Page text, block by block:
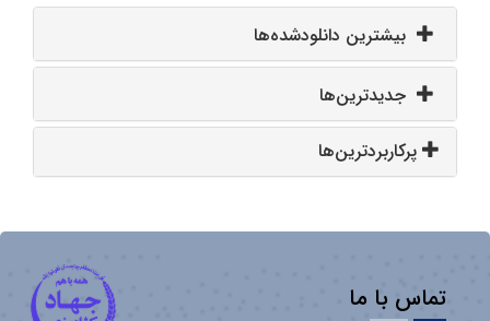
بیشترین دانلودشده‌ها
جدیدترین‌ها
پرکاربردترین‌ها
تماس با ما